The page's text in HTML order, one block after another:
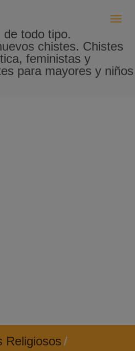
de todo tipo.
chistes. Chistes
feministas y
para mayores y niños
Religiosos /